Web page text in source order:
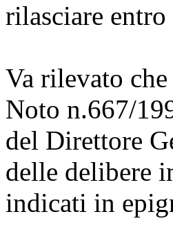
rilasciare
Va rilevato
Noto n.667/
del Direttore
delle delibere
indicati in